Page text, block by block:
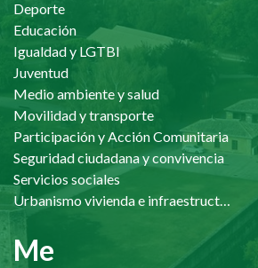
Deporte
Educación
Igualdad y LGTBI
Juventud
Medio ambiente y salud
Movilidad y transporte
Participación y Acción Comunitaria
Seguridad ciudadana y convivencia
Servicios sociales
Urbanismo vivienda e infraestructuras
Me